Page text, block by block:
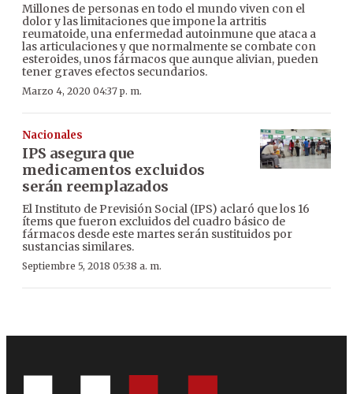
Millones de personas en todo el mundo viven con el
dolor y las limitaciones que impone la artritis
reumatoide, una enfermedad autoinmune que ataca a
las articulaciones y que normalmente se combate con
esteroides, unos fármacos que aunque alivian, pueden
tener graves efectos secundarios.
Marzo 4, 2020 04:37 p. m.
Nacionales
IPS asegura que
medicamentos excluidos
serán reemplazados
El Instituto de Previsión Social (IPS) aclaró que los 16
ítems que fueron excluidos del cuadro básico de
fármacos desde este martes serán sustituidos por
sustancias similares.
Septiembre 5, 2018 05:38 a. m.